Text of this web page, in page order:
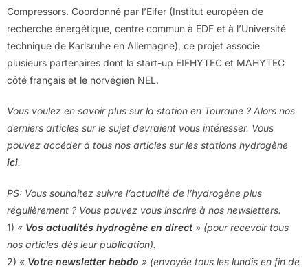
Compressors. Coordonné par l’Eifer (Institut européen de
recherche énergétique, centre commun à EDF et à l’Université
technique de Karlsruhe en Allemagne), ce projet associe
plusieurs partenaires dont la start-up EIFHYTEC et MAHYTEC
côté français et le norvégien NEL.
Vous voulez en savoir plus sur la station en Touraine ? Alors nos
derniers articles sur le sujet devraient vous intéresser. Vous
pouvez accéder à tous nos articles sur les stations hydrogène
ici.
PS: Vous souhaitez suivre l’actualité de l’hydrogène plus
régulièrement ? Vous pouvez vous inscrire à nos newsletters.
1) « Vos actualités hydrogène en direct » (pour recevoir tous
nos articles dès leur publication).
2) « Votre newsletter hebdo » (envoyée tous les lundis en fin de